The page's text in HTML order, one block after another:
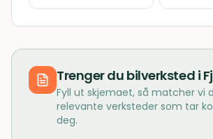
Trenger du bilverksted i
Fyll ut skjemaet, så matcher vi
relevante verksteder som tar
deg.